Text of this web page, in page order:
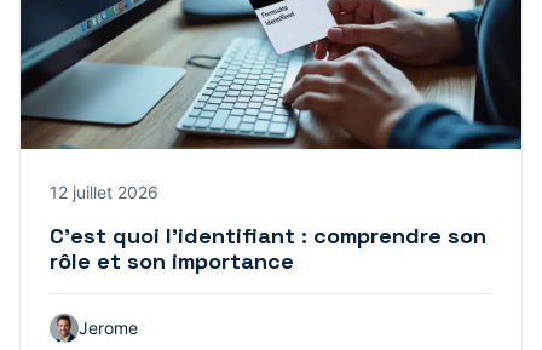
12 juillet 2026
C’est quoi l’identifiant : comprendre son
rôle et son importance
Jerome